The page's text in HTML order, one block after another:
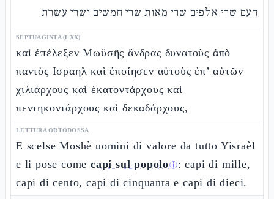
העם שרי אלפים שרי מאות שרי חמשים ושרי עשרת
SEPTUAGINTA (LXX)
καὶ ἐπέλεξεν Μωϋσῆς ἄνδρας δυνατοὺς ἀπὸ
παντὸς Ισραηλ καὶ ἐποίησεν αὐτοὺς ἐπ’ αὐτῶν
χιλιάρχους καὶ ἑκατοντάρχους καὶ
πεντηκοντάρχους καὶ δεκαδάρχους,
LETTURA ORTODOSSA
E scelse Moshè uomini di valore da tutto Yisraèl
e li pose comecapi sul popoloⓘ: capi di mille,
capi di cento, capi di cinquanta e capi di dieci.